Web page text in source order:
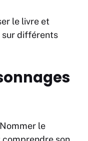
le livre et
sur différents
le